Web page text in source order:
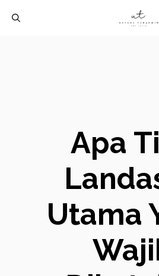
Apa
Utama